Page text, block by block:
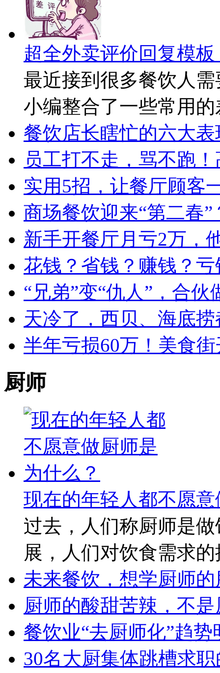
超全外卖评价回复模
最近接到很多餐饮人
小编整合了一些常用
餐饮店长瞎忙的六大
员工打不走，骂不跑
实用5招，让餐厅顾客
商场餐饮迎来“第二春
新手开餐厅月亏2万，
花钱？省钱？赚钱？
“兄弟”变“仇人”，合
天冷了，西贝、海底
半年亏损60万！美食
厨师
现在的年轻人都不愿
过去，人们称厨师是
展，人们对饮食需求
未来餐饮，想学厨师
厨师的酸甜苦辣，不
餐饮业“去厨师化”趋
30名大厨集体跳槽求